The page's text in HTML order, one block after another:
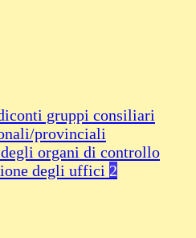
gruppi consiliari
provinciali
organi di controllo
degli uffici 2